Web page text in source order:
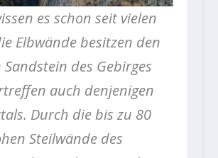
es schon seit vielen
Elbwände besitzen den
Sandstein des Gebirges
auch denjenigen
Durch die bis zu 80
Steilwände des